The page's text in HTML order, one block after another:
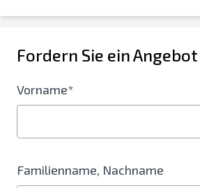
Fordern Sie ein
Vorname*
Familienname, Nachname